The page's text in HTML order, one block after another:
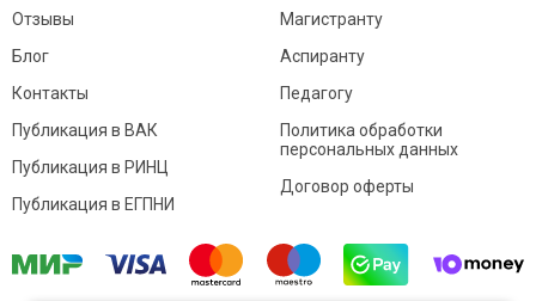
Отзывы
Блог
Контакты
Магистранту
Аспиранту
Педагогу
Публикация в ВАК
Публикация в РИНЦ
Публикация в ЕГПНИ
Политика обработки
персональных данных
Договор оферты